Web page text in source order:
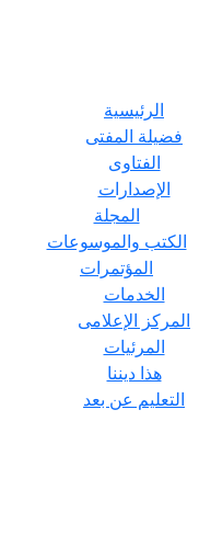
الرئيسية
فضيلة المفتى
الفتاوى
الإصدارات
المجلة
الكتب والموسوعات
المؤتمرات
الخدمات
المركز الإعلامى
المرئيات
هذا ديننا
التعليم عن بعد